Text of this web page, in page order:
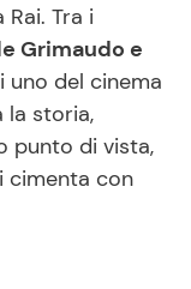
Facili e Veloci
Feste
per Bambini
Tra i
Grimaudo e
uno del cinema
la storia,
punto di vista,
cimenta con